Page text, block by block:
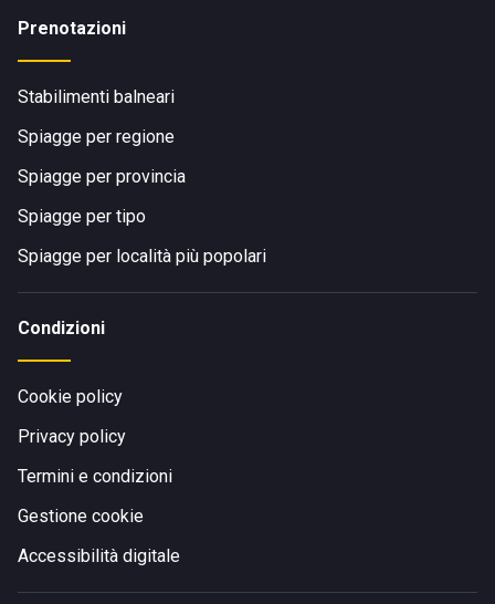
Prenotazioni
Stabilimenti balneari
Spiagge per regione
Spiagge per provincia
Spiagge per tipo
Spiagge per località più popolari
Condizioni
Cookie policy
Privacy policy
Termini e condizioni
Gestione cookie
Accessibilità digitale